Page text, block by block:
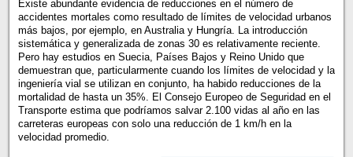
Existe abundante evidencia de reducciones en el número de
accidentes mortales como resultado de límites de velocidad urbanos
más bajos, por ejemplo, en Australia y Hungría. La introducción
sistemática y generalizada de zonas 30 es relativamente reciente.
Pero hay estudios en Suecia, Países Bajos y Reino Unido que
demuestran que, particularmente cuando los límites de velocidad y la
ingeniería vial se utilizan en conjunto, ha habido reducciones de la
mortalidad de hasta un 35%. El Consejo Europeo de Seguridad en el
Transporte estima que podríamos salvar 2.100 vidas al año en las
carreteras europeas con solo una reducción de 1 km/h en la
velocidad promedio.